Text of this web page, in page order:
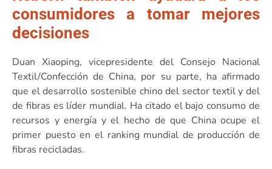
consumidores a tomar mejores
decisiones
Duan Xiaoping, vicepresidente del Consejo Nacional
Textil/Confección de China, por su parte, ha afirmado
que el desarrollo sostenible chino del sector textil y del
de fibras es líder mundial. Ha citado el bajo consumo de
recursos y energía y el hecho de que China ocupe el
primer puesto en el ranking mundial de producción de
fibras recicladas.